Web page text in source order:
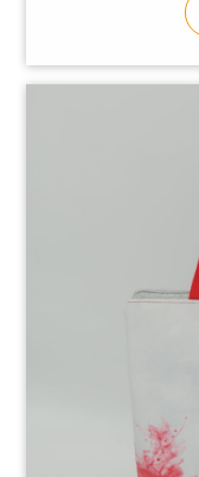
Nos produits